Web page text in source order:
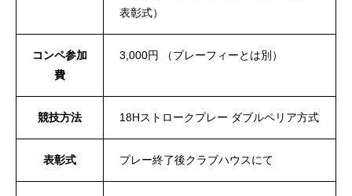
表彰式）
コンペ参加
費
3,000円 （プレーフィーとは別）
競技方法 18Hストロークプレー ダブルペリア方式
表彰式 プレー終了後クラブハウスにて